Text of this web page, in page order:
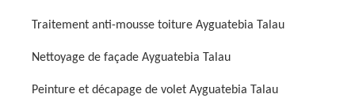
Traitement anti-mousse toiture Ayguatebia Talau
Nettoyage de façade Ayguatebia Talau
Peinture et décapage de volet Ayguatebia Talau